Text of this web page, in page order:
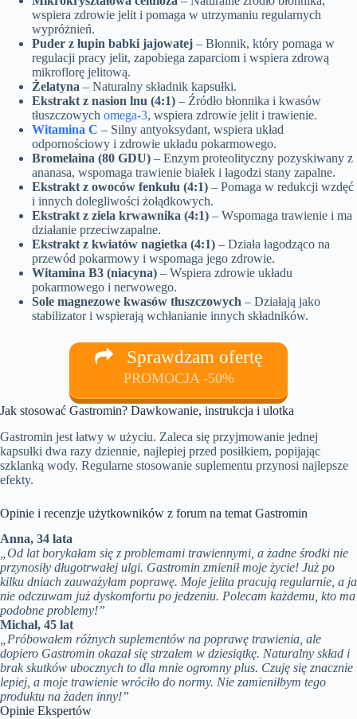
wspiera zdrowie jelit i pomaga w utrzymaniu regularnych
wypróżnień.
Puder z łupin babki jajowatej – Błonnik, który pomaga w
regulacji pracy jelit, zapobiega zaparciom i wspiera zdrową
mikroflorę jelitową.
Żelatyna – Naturalny składnik kapsułki.
Ekstrakt z nasion lnu (4:1) – Źródło błonnika i kwasów
tłuszczowych omega-3, wspiera zdrowie jelit i trawienie.
Witamina C – Silny antyoksydant, wspiera układ
odpornościowy i zdrowie układu pokarmowego.
Bromelaina (80 GDU) – Enzym proteolityczny pozyskiwany z
ananasa, wspomaga trawienie białek i łagodzi stany zapalne.
Ekstrakt z owoców fenkułu (4:1) – Pomaga w redukcji wzdęć
i innych dolegliwości żołądkowych.
Ekstrakt z ziela krwawnika (4:1) – Wspomaga trawienie i ma
działanie przeciwzapalne.
Ekstrakt z kwiatów nagietka (4:1) – Działa łagodząco na
przewód pokarmowy i wspomaga jego zdrowie.
Witamina B3 (niacyna) – Wspiera zdrowie układu
pokarmowego i nerwowego.
Sole magnezowe kwasów tłuszczowych – Działają jako
stabilizator i wspierają wchłanianie innych składników.
Sprawdzam ofertę
PROMOCJA -50%
Jak stosować Gastromin? Dawkowanie, instrukcja i ulotka
Gastromin jest łatwy w użyciu. Zaleca się przyjmowanie jednej
kapsułki dwa razy dziennie, najlepiej przed posiłkiem, popijając
szklanką wody. Regularne stosowanie suplementu przynosi najlepsze
efekty.
Opinie i recenzje użytkowników z forum na temat Gastromin
Anna, 34 lata
„Od lat borykałam się z problemami trawiennymi, a żadne środki nie
przynosiły długotrwałej ulgi. Gastromin zmienił moje życie! Już po
kilku dniach zauważyłam poprawę. Moje jelita pracują regularnie, a ja
nie odczuwam już dyskomfortu po jedzeniu. Polecam każdemu, kto ma
podobne problemy!”
Michał, 45 lat
„Próbowałem różnych suplementów na poprawę trawienia, ale
dopiero Gastromin okazał się strzałem w dziesiątkę. Naturalny skład i
brak skutków ubocznych to dla mnie ogromny plus. Czuję się znacznie
lepiej, a moje trawienie wróciło do normy. Nie zamieniłbym tego
produktu na żaden inny!”
Opinie Ekspertów